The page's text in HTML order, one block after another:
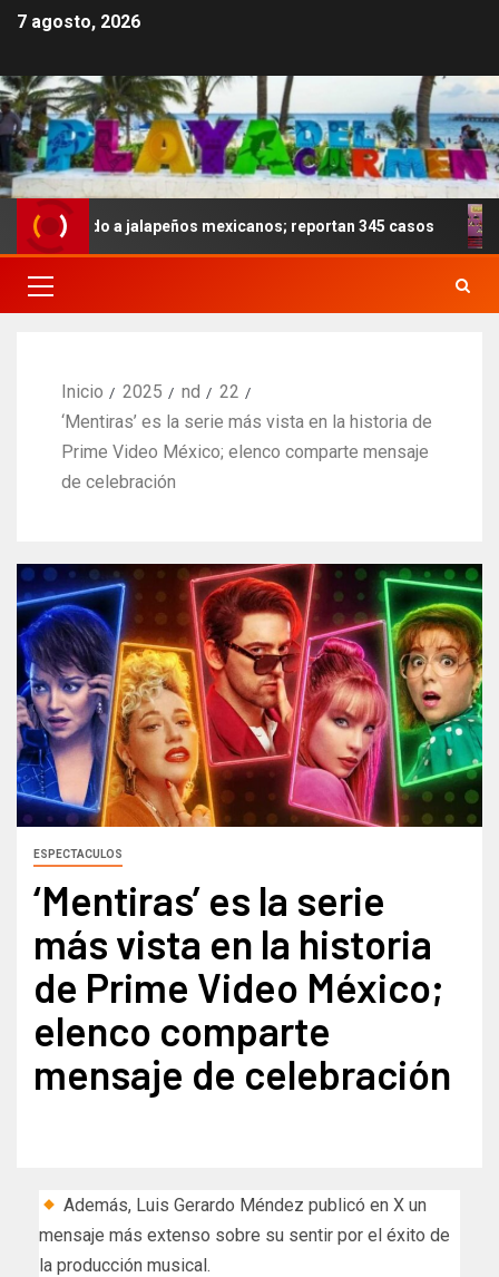
7 agosto, 2026
a jalapeños mexicanos; reportan 345 casos
Inicio 2025 nd
22
‘Mentiras’ es la serie más vista en la historia de
Prime Video México; elenco comparte mensaje
de celebración
ESPECTACULOS
‘Mentiras’ es la serie
más vista en la historia
de Prime Video México;
elenco comparte
mensaje de celebración
Además, Luis Gerardo Méndez publicó en X un
mensaje más extenso sobre su sentir por el éxito de
la producción musical.